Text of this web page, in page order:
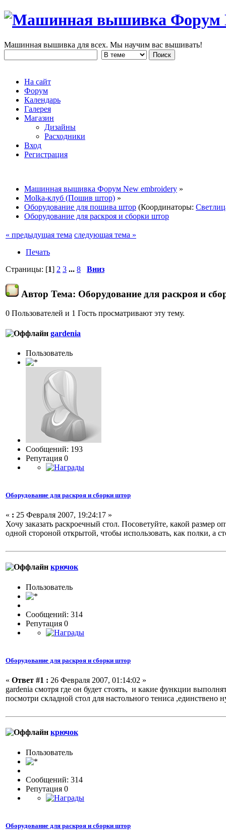
Машинная вышивка для всех. Мы научим вас вышивать!
На сайт
Форум
Календарь
Галерея
Магазин
Дизайны
Расходники
Вход
Регистрация
Машинная вышивка Форум New embroidery »
Molka-клуб (Пошив штор) »
Оборудование для пошива штор (Координаторы:
Оборудование для раскроя и сборки штор
« предыдущая тема следующая тема »
Печать
Страницы: [1] 2 3 ... 8 Вниз
Автор Тема: Оборудование для раскроя и
0 Пользователей и 1 Гость просматривают эту тему.
gardenia
Пользовaтeль
Сообщений: 193
Репутация 0
Оборудование для раскроя и сборки штор
« : 25 Февраля 2007, 19:24:17 »
Хочу заказать раскроечный стол. Посоветуйте, какой размер
одной стороной открытой, чтобы использовать, как полки, а
крючок
Пользовaтeль
Сообщений: 314
Репутация 0
Оборудование для раскроя и сборки штор
« Ответ #1 : 26 Февраля 2007, 01:14:02 »
gardenia смотря где он будет стоять, и какие функции
посмотри складной стол для настольного тениса
крючок
Пользовaтeль
Сообщений: 314
Репутация 0
Оборудование для раскроя и сборки штор